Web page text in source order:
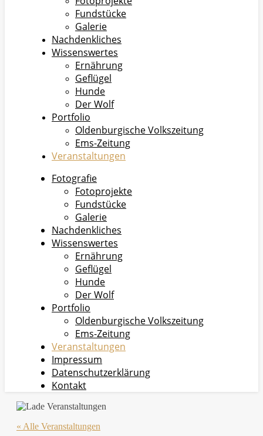
Fundstücke
Galerie
Nachdenkliches
Wissenswertes
Ernährung
Geflügel
Hunde
Der Wolf
Portfolio
Oldenburgische Volkszeitung
Ems-Zeitung
Veranstaltungen
Fotografie
Fotoprojekte
Fundstücke
Galerie
Nachdenkliches
Wissenswertes
Ernährung
Geflügel
Hunde
Der Wolf
Portfolio
Oldenburgische Volkszeitung
Ems-Zeitung
Veranstaltungen
Impressum
Datenschutzerklärung
Kontakt
« Alle Veranstaltungen